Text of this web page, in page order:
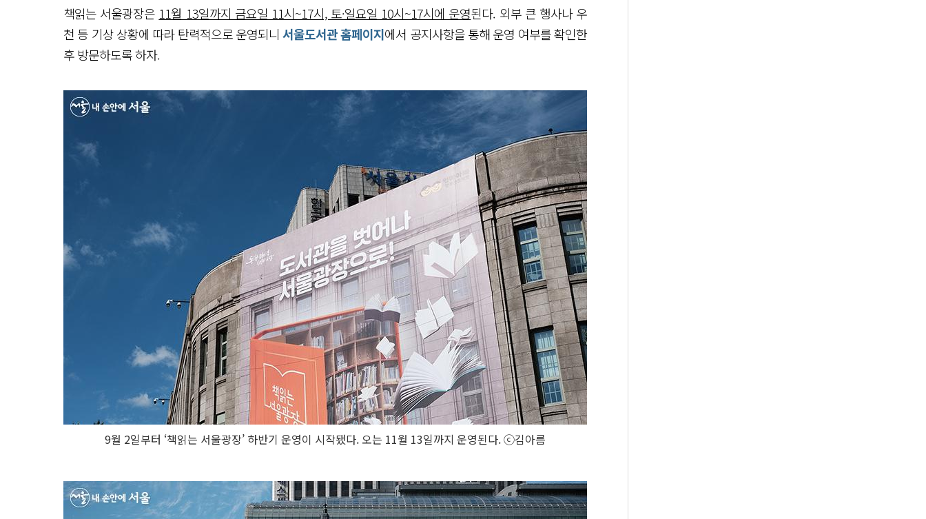
책읽는 서울광장은 11월 13일까지 금요일 11시~17시, 토·일요일 10시~17시에 운영된다. 외부 큰 행사나 우
천 등 기상 상황에 따라 탄력적으로 운영되니서울도서관 홈페이지에서 공지사항을 통해 운영 여부를 확인한
후 방문하도록 하자.
9월 2일부터 ‘책읽는 서울광장’ 하반기 운영이 시작됐다. 오는 11월 13일까지 운영된다. ⓒ김아름